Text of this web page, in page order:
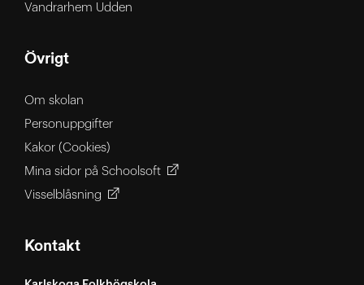
Vandrarhem Udden
Övrigt
Om skolan
Personuppgifter
Kakor (Cookies)
Mina sidor på Schoolsoft
Visselblåsning
Kontakt